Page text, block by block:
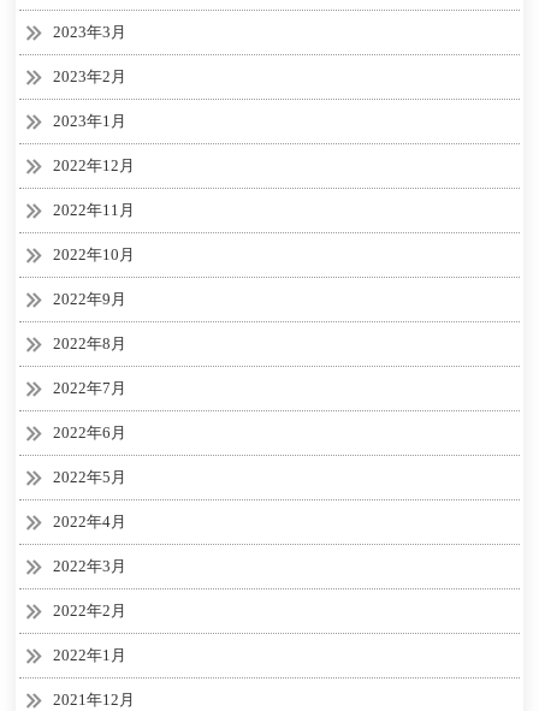
2023年3月
2023年2月
2023年1月
2022年12月
2022年11月
2022年10月
2022年9月
2022年8月
2022年7月
2022年6月
2022年5月
2022年4月
2022年3月
2022年2月
2022年1月
2021年12月